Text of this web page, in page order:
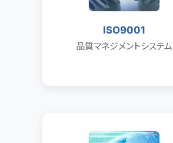
ISO9001
品質マネジメントシステム